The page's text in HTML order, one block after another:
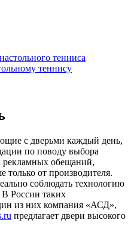
тенниса
теннису
с дверьми каждый день,
по поводу выбора
рекламных обещаний,
только от производителя.
соблюдать технологию
В России таких
из них компания «АСД»,
предлагает двери высокого